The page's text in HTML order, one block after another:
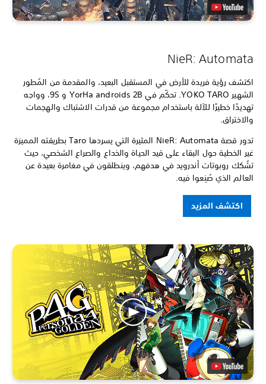
NieR: Automata
اكتشف رؤية فريدة للأرض في المستقبل البعيد، والمقدمة من المُطور
الشهير YOKO TARO. تحكّم في YorHa androids 2B و 9S، وواجه
تهديدًا خطيرًا للآلة باستخدام مجموعة من قدرات الاشتباك والهجمات
والاختراق.
تدور قصة NieR: Automata المثيرة التي يسردها Taro بطريقته المميزة
غير الخطية حول البقاء على قيد الحياة والخداع والصراع الشخصي، حيث
تشُكك روبوتات أندرويد في هدفهم، وينطلقون في مغامرة بعيدة عن
العالم الذي صُنِعوا فيه.
اكتشف المزيد